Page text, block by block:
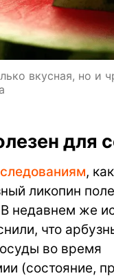
вкусная, но и
для
,
ликопин
В недавнем же
что
во время
(состояние,